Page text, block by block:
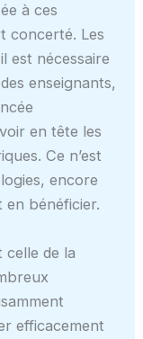
à ces
concerté. Les
est nécessaire
enseignants,
en tête les
Ce n’est
encore
en bénéficier.
de la
efficacement